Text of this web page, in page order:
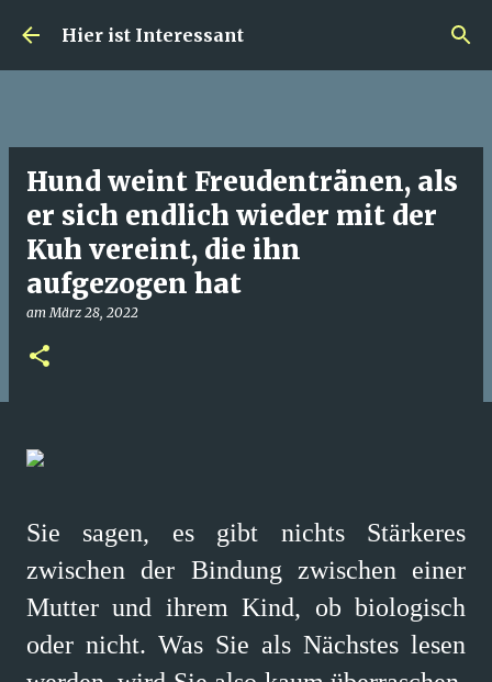
Direkt zum Hauptbereich
Hier ist Interessant
Hund weint Freudentränen, als
er sich endlich wieder mit der
Kuh vereint, die ihn
aufgezogen hat
amMärz 28, 2022
Sie sagen, es gibt nichts Stärkeres
zwischen der Bindung zwischen einer
Mutter und ihrem Kind, ob biologisch
oder nicht. Was Sie als Nächstes lesen